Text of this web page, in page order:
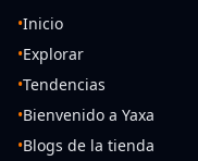
•Inicio
•Explorar
•Tendencias
•Bienvenido a Yaxa
•Blogs de la tienda